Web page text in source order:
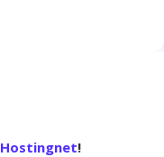
Hostingnet!